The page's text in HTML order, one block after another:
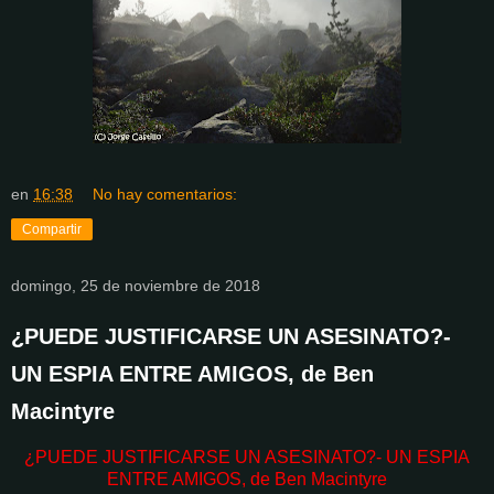
en 16:38 No hay comentarios:
Compartir
domingo, 25 de noviembre de 2018
¿PUEDE JUSTIFICARSE UN ASESINATO?-
UN ESPIA ENTRE AMIGOS, de Ben
Macintyre
¿PUEDE JUSTIFICARSE UN ASESINATO?- UN ESPIA
ENTRE AMIGOS, de Ben Macintyre